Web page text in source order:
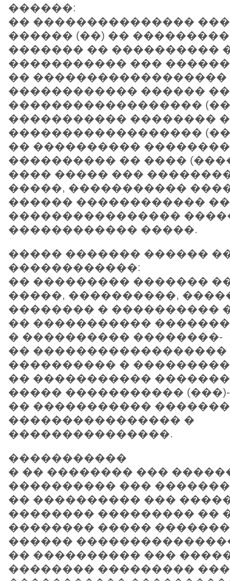
������:
�� ���������������
������ (��) ��
������� �� ����������
����������� ���
�� ������������������
������������ ������
������������������
����������� ��������
������������������
�� ����������
���������� �� ����
���� ����� ���
�����, �����������
������ ������������
����������������
������������ �����.
����� ������� ������
������������:
�� ��������� �������
�����, ����������,
�������� � ����������
�� �����������
� ���������� ��������-
�� ������������������
���������� �
�� �����������
����� ����������� (���)-
�� �����������
���������������� �
���������������.
�����������
� �� �������� ���
���������� ���
�� ���������� ���
�������� ��������� ��
�������� �����
������
�� ���������� ���
�������� ���������